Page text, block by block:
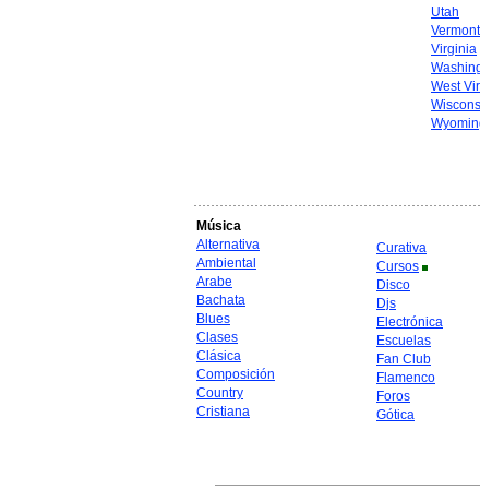
Utah
Vermont
Virginia
West
Música
Alternativa
Ambiental
Arabe
Bachata
Blues
Clases
Clásica
Composición
Country
Cristiana
Curativa
Cursos
Disco
Djs
Electrónica
Escuelas
Fan Club
Flamenco
Foros
Gótica